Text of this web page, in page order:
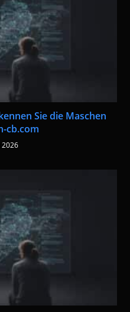
Sie die Maschen
cb.com
2026